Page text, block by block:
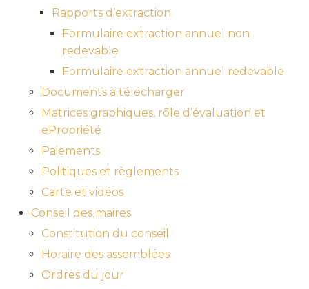
Rapports d’extraction
Formulaire extraction annuel non
redevable
Formulaire extraction annuel redevable
Documents à télécharger
Matrices graphiques, rôle d’évaluation et
ePropriété
Paiements
Politiques et règlements
Carte et vidéos
Conseil des maires
Constitution du conseil
Horaire des assemblées
Ordres du jour